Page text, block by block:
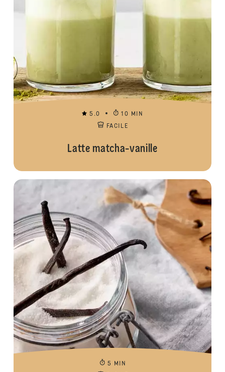
5.0
10 MIN
FACILE
Latte matcha-vanille
5 MIN